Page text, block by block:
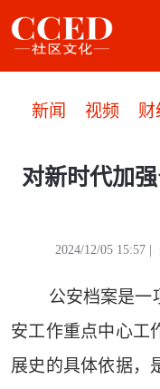
新闻 视频 财
对新时代加
2024/12/05 15:57
公安档案是一
安工作重点中心工
展史的具体依据，